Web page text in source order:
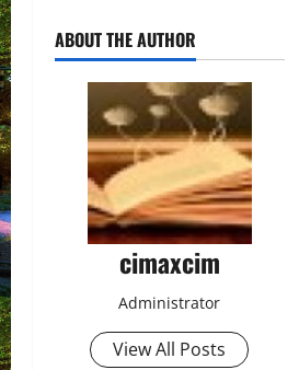
ABOUT THE AUTHOR
cimaxcim
Administrator
View All Posts